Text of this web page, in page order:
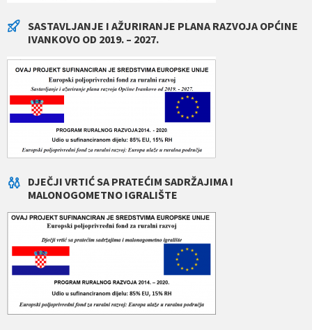
SASTAVLJANJE I AŽURIRANJE PLANA RAZVOJA OPĆINE
IVANKOVO OD 2019. – 2027.
DJEČJI VRTIĆ SA PRATEĆIM SADRŽAJIMA I
MALONOGOMETNO IGRALIŠTE